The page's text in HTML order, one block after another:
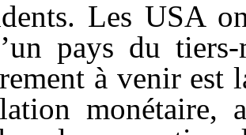
Les USA
pays du
à venir est
monétaire,